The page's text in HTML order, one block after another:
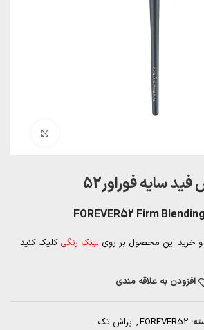
سایه فوراور52
FOREVER52 Firm
خرید این محصول بر روی لینک رنگی کلیک کنید
افزودن به علاقه مندی
FOREVER52
, براش تک